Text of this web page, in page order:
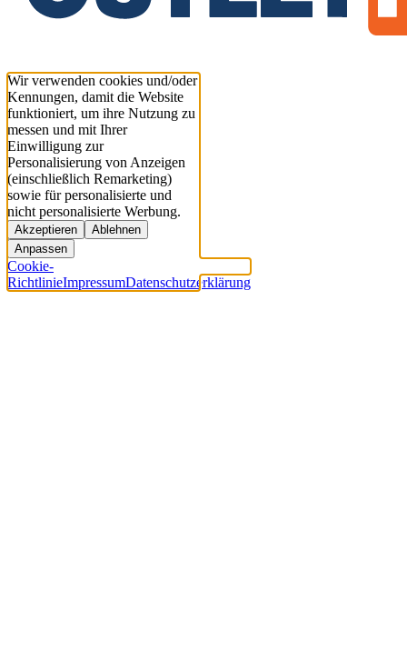
Wir verwenden cookies und/oder
Kennungen, damit die Website
funktioniert, um ihre Nutzung zu
messen und mit Ihrer
Einwilligung zur
Personalisierung von Anzeigen
(einschließlich Remarketing)
sowie für personalisierte und
nicht personalisierte Werbung.
Akzeptieren
Ablehnen
Anpassen
Cookie-
RichtlinieImpressumDatenschutzerklärung